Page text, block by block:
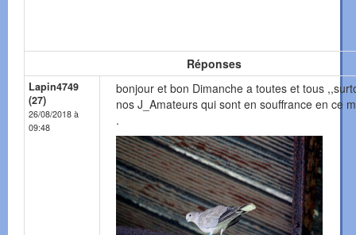
Réponses
Lapin4749
(27)
26/08/2018 à
09:48
bonjour et bon Dimanche a toutes et tous
nos J_Amateurs qui sont en souffrance en ce
.